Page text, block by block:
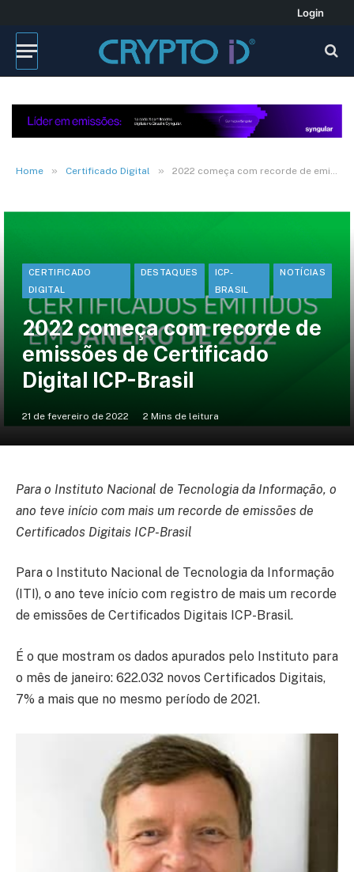
Login
Home » Certificado Digital » 2022 começa com recorde de emissões de Certificado Digital ICP-Brasil
CERTIFICADO
DIGITAL
DESTAQUES
ICP-
BRASIL
NOTÍCIAS
2022 começa com recorde de
emissões de Certificado
Digital ICP-Brasil
21 de fevereiro de 2022 2 Mins de leitura
Para o Instituto Nacional de Tecnologia da Informação, o
ano teve início com mais um recorde de emissões de
Certificados Digitais ICP-Brasil
Para o Instituto Nacional de Tecnologia da Informação
(ITI), o ano teve início com registro de mais um recorde
de emissões de Certificados Digitais ICP-Brasil.
É o que mostram os dados apurados pelo Instituto para
o mês de janeiro: 622.032 novos Certificados Digitais,
7% a mais que no mesmo período de 2021.